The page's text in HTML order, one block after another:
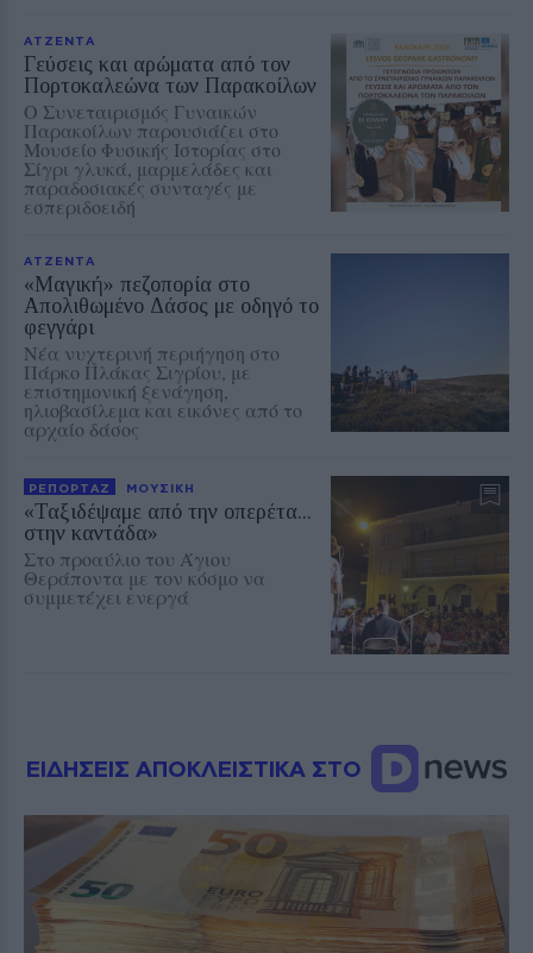
ΑΤΖΕΝΤΑ
Γεύσεις και αρώματα από τον
Πορτοκαλεώνα των Παρακοίλων
Ο Συνεταιρισμός Γυναικών
Παρακοίλων παρουσιάζει στο
Μουσείο Φυσικής Ιστορίας στο
Σίγρι γλυκά, μαρμελάδες και
παραδοσιακές συνταγές με
εσπεριδοειδή
ΑΤΖΕΝΤΑ
«Μαγική» πεζοπορία στο
Απολιθωμένο Δάσος με οδηγό το
φεγγάρι
Νέα νυχτερινή περιήγηση στο
Πάρκο Πλάκας Σιγρίου, με
επιστημονική ξενάγηση,
ηλιοβασίλεμα και εικόνες από το
αρχαίο δάσος
ΡΕΠΟΡΤΑΖ ΜΟΥΣΙΚΗ
«Ταξιδέψαμε από την οπερέτα...
στην καντάδα»
Στο προαύλιο του Άγιου
Θεράποντα με τον κόσμο να
συμμετέχει ενεργά
ΕΙΔΗΣΕΙΣ ΑΠΟΚΛΕΙΣΤΙΚΑ ΣΤΟ